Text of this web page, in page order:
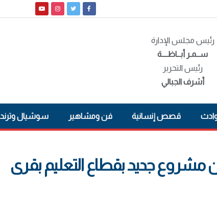
رئيس مجلس الإدارة
ســمـر أبــاظــــة
رئيس التحرير
أشرف الجبالي
قصص إنسانية فن ومشاهير سوشيال وترند
مشروع جديد بقطاع التعليم بقرى